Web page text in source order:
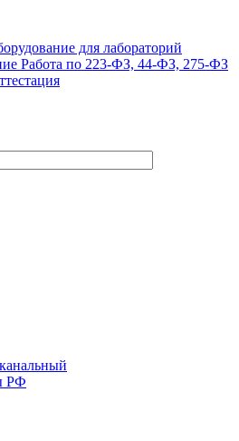
для лабораторий
Работа по 223-ФЗ, 44-ФЗ, 275-ФЗ
РФ